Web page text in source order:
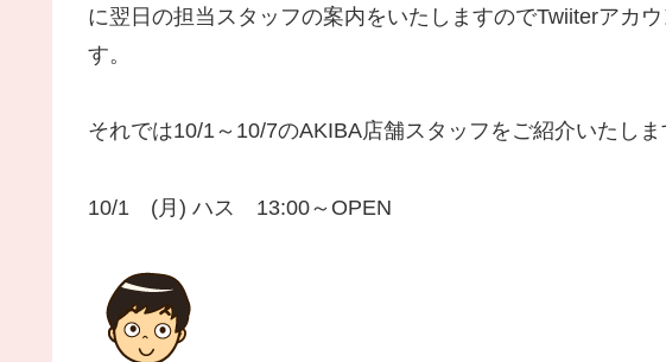
に翌日の担当スタッフの案内をいたしますのでTwiiterアカ
す。
それでは10/1～10/7のAKIBA店舗スタッフをご紹介いたしま
10/1 (月) ハス 13:00～OPEN